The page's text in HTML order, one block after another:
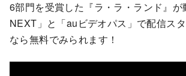
6部門を受賞した『ラ・ラ・ランド』
NEXT」と「auビデオパス」で配信ス
なら無料でみられます！